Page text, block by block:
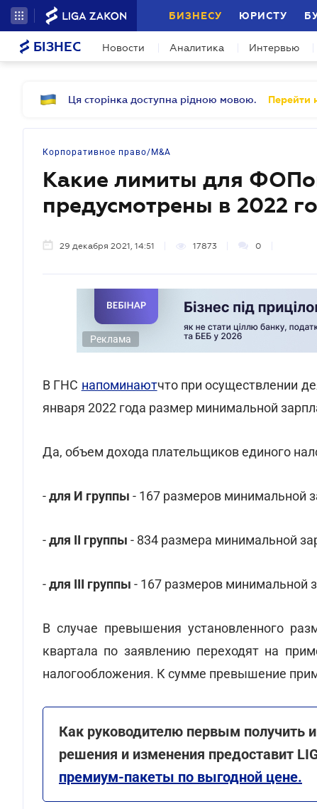
БИЗНЕСУ ЮРИСТУ
БІЗНЕС Новости Аналитика Интервью
Ця сторінка доступна рідною мовою. Перейти
Корпоративное право/M&A
Какие лимиты для
предусмотрены в 2022
29 декабря 2021, 14:51 17873 0
Реклама
В ГНС напоминаютчто при осуществлении
января 2022 года размер минимальной
Да, объем дохода плательщиков единого
-для И группы - 167 размеров минимальной
-для ІІ группы - 834 размера минимальной
-для ІІІ группы - 167 размеров минимальной
В случае превышения установленного
квартала по заявлению переходят на
налогообложения. К сумме превышение
Как руководителю первым получить
решения и изменения предоставит
премиум-пакеты по выгодной цене.